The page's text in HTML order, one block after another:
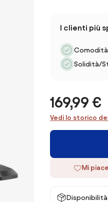
I clienti più
Solidità/
169,99 €
Vedi lo storico
Mi piace
Disponibilità